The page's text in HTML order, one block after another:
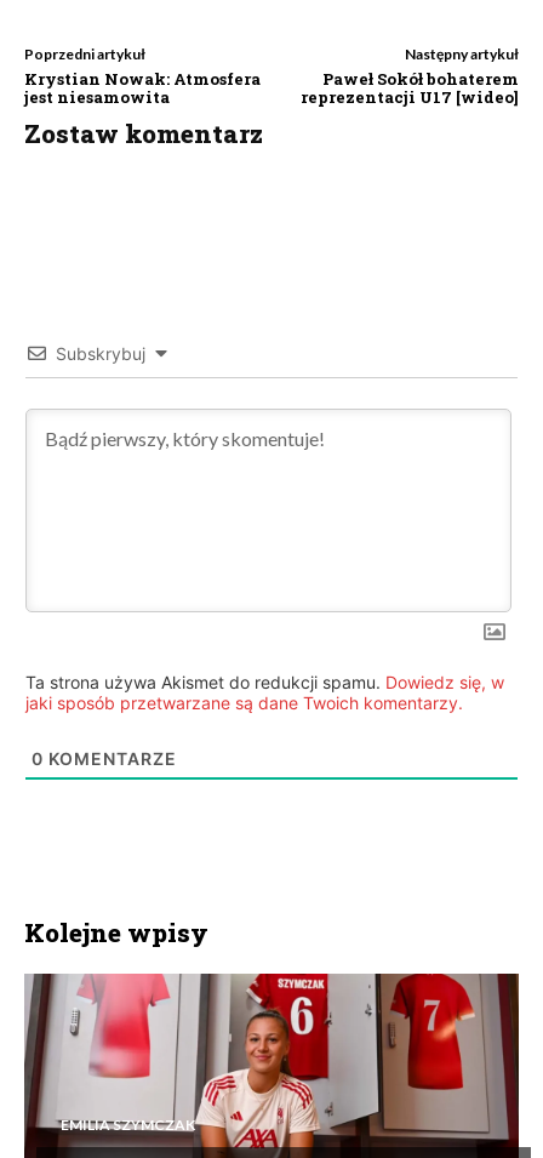
Poprzedni artykuł
Krystian Nowak: Atmosfera
jest niesamowita
Następny artykuł
Paweł Sokół bohaterem
reprezentacji U17 [wideo]
Zostaw komentarz
Subskrybuj
Ta strona używa Akismet do redukcji spamu. Dowiedz się, w
jaki sposób przetwarzane są dane Twoich komentarzy.
0 KOMENTARZE
Kolejne wpisy
EMILIA SZYMCZAK